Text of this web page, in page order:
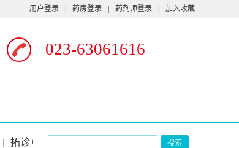
用户登录 药房登录 药剂师登录 加入收藏
023-63061616
| 拓诊+ 搜索